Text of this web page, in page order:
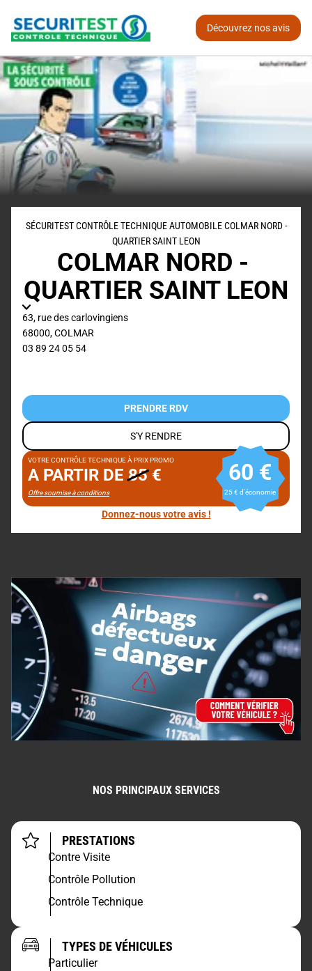
Découvrez nos avis
SÉCURITEST CONTRÔLE TECHNIQUE AUTOMOBILE COLMAR NORD -
QUARTIER SAINT LEON
COLMAR NORD -
QUARTIER SAINT LEON
63, rue des carlovingiens
68000,COLMAR
03 89 24 05 54
PRENDRE RDV
S'Y RENDRE
VOTRE CONTRÔLE TECHNIQUE À PRIX PROMO
A PARTIR DE85€
Offre soumise à conditions
60 €
25 € d'économie
Donnez-nous votre avis !
NOS PRINCIPAUX SERVICES
PRESTATIONS
Contre Visite
Contrôle Pollution
Contrôle Technique
TYPES DE VÉHICULES
Particulier